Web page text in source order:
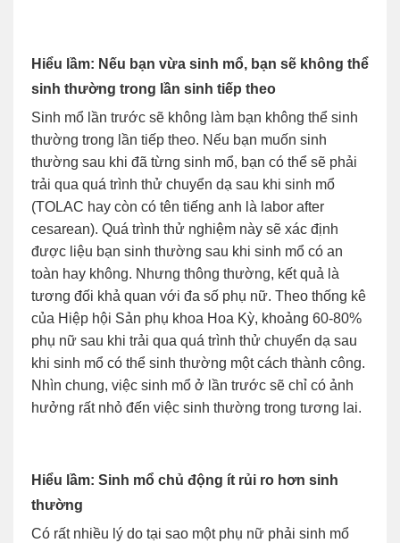
Hiểu lầm: Nếu bạn vừa sinh mổ, bạn sẽ không thể
sinh thường trong lần sinh tiếp theo
Sinh mổ lần trước sẽ không làm bạn không thể sinh
thường trong lần tiếp theo. Nếu bạn muốn sinh
thường sau khi đã từng sinh mổ, bạn có thể sẽ phải
trải qua quá trình thử chuyển dạ sau khi sinh mổ
(TOLAC hay còn có tên tiếng anh là labor after
cesarean). Quá trình thử nghiệm này sẽ xác định
được liệu bạn sinh thường sau khi sinh mổ có an
toàn hay không. Nhưng thông thường, kết quả là
tương đối khả quan với đa số phụ nữ. Theo thống kê
của Hiệp hội Sản phụ khoa Hoa Kỳ, khoảng 60-80%
phụ nữ sau khi trải qua quá trình thử chuyển dạ sau
khi sinh mổ có thể sinh thường một cách thành công.
Nhìn chung, việc sinh mổ ở lần trước sẽ chỉ có ảnh
hưởng rất nhỏ đến việc sinh thường trong tương lai.
Hiểu lầm: Sinh mổ chủ động ít rủi ro hơn sinh
thường
Có rất nhiều lý do tại sao một phụ nữ phải sinh mổ